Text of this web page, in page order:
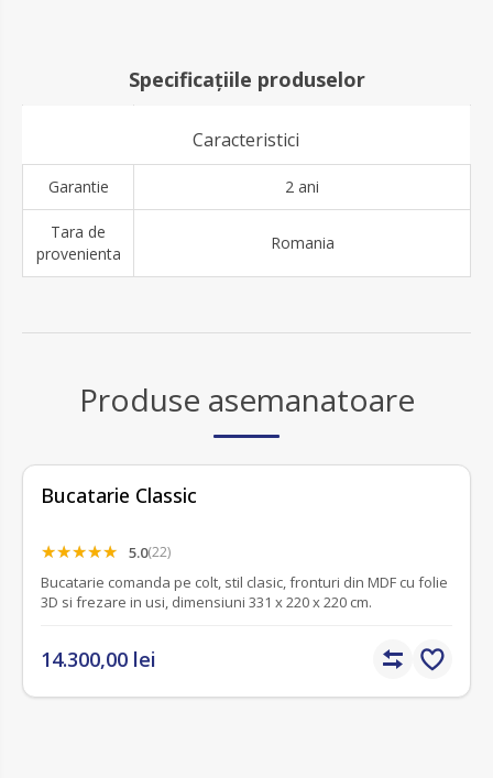
Specificațiile produselor
Caracteristici
Garantie 2 ani
Tara de
provenienta
Romania
Produse asemanatoare
Bucatarie Classic
5.0(22)
Bucatarie comanda pe colt, stil clasic, fronturi din MDF cu folie
3D si frezare in usi, dimensiuni 331 x 220 x 220 cm.
14.300,00 lei